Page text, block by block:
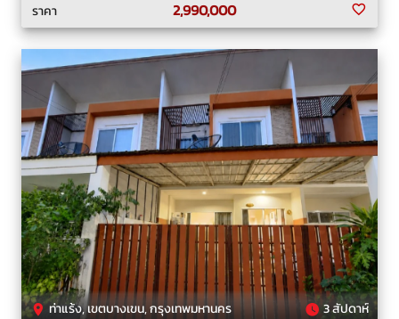
ราคา
2,990,000
ท่าแร้ง, เขตบางเขน, กรุงเทพมหานคร 3 สัปดาห์